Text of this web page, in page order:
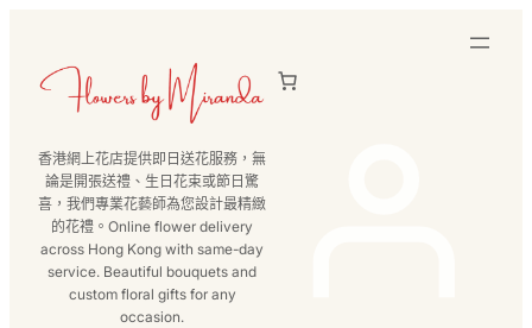
香港網上花店提供即日送花服務，無
論是開張送禮、生日花束或節日驚
喜，我們專業花藝師為您設計最精緻
的花禮。Online flower delivery
across Hong Kong with same-day
service. Beautiful bouquets and
custom floral gifts for any
occasion.